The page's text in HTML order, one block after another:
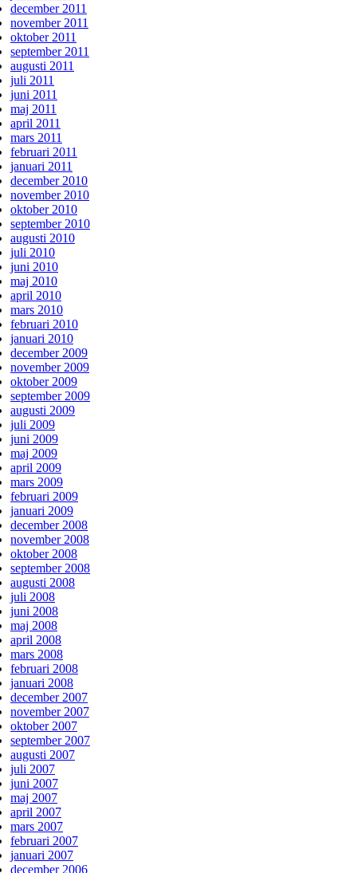
december 2011
november 2011
oktober 2011
september 2011
augusti 2011
juli 2011
juni 2011
maj 2011
april 2011
mars 2011
februari 2011
januari 2011
december 2010
november 2010
oktober 2010
september 2010
augusti 2010
juli 2010
juni 2010
maj 2010
april 2010
mars 2010
februari 2010
januari 2010
december 2009
november 2009
oktober 2009
september 2009
augusti 2009
juli 2009
juni 2009
maj 2009
april 2009
mars 2009
februari 2009
januari 2009
december 2008
november 2008
oktober 2008
september 2008
augusti 2008
juli 2008
juni 2008
maj 2008
april 2008
mars 2008
februari 2008
januari 2008
december 2007
november 2007
oktober 2007
september 2007
augusti 2007
juli 2007
juni 2007
maj 2007
april 2007
mars 2007
februari 2007
januari 2007
december 2006